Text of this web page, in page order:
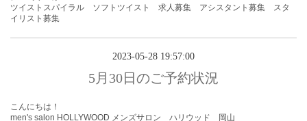
ツイストスパイラル ソフトツイスト 求人募集 アシスタント募集 スタ
イリスト募集
2023-05-28 19:57:00
5月30日のご予約状況
こんにちは！
men's salon HOLLYWOOD メンズサロン ハリウッド 岡山